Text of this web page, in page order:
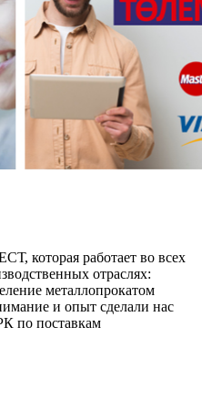
работает во всех
отраслях:
металлопрокатом
и опыт сделали нас
по поставкам